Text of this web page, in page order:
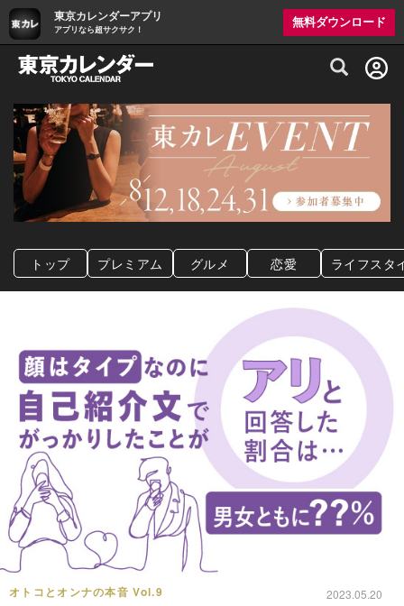
東京カレンダーアプリ
アプリなら超サクサク！
無料ダウンロード
グルメ情報・プレミアムレストラン予約
トップ プレミアム グルメ 恋愛 ライフスタ
オトコとオンナの本音 Vol.9 2023.05.20